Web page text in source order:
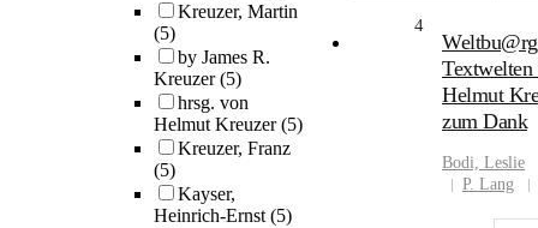
Kreuzer, Martin
(5)
by James R.
Kreuzer(5)
hrsg. von
Helmut Kreuzer(5)
Kreuzer, Franz
(5)
Kayser,
Heinrich-Ernst(5)
4
Textwelten
Helmut
zum Dank
Bodi, Leslie
P. Lang